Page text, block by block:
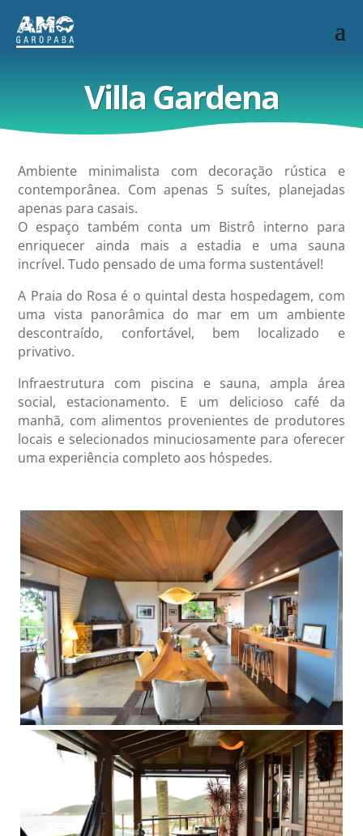
Villa Gardena
Ambiente minimalista com decoração rústica e
contemporânea. Com apenas 5 suítes, planejadas
apenas para casais.
O espaço também conta um Bistrô interno para
enriquecer ainda mais a estadia e uma sauna
incrível. Tudo pensado de uma forma sustentável!
A Praia do Rosa é o quintal desta hospedagem, com
uma vista panorâmica do mar em um ambiente
descontraído, confortável, bem localizado e
privativo.
Infraestrutura com piscina e sauna, ampla área
social, estacionamento. E um delicioso café da
manhã, com alimentos provenientes de produtores
locais e selecionados minuciosamente para oferecer
uma experiência completo aos hóspedes.